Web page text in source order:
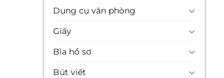
Dụng cụ văn phòng
Giấy
Bìa hồ sơ
Bút viết